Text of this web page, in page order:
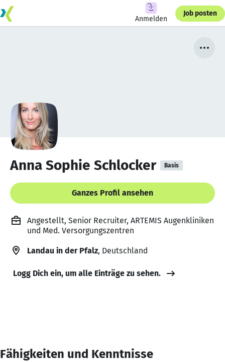
Anmelden
Job posten
Anna Sophie Schlocker Basis
Ganzes Profil ansehen
Angestellt, Senior Recruiter, ARTEMIS Augenkliniken
und Med. Versorgungszentren
Landau in der Pfalz, Deutschland
Logg Dich ein, um alle Einträge zu sehen.
Fähigkeiten und Kenntnisse